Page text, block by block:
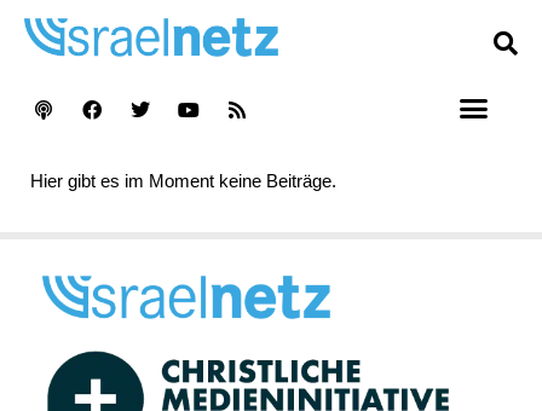
Hier gibt es im Moment keine Beiträge.